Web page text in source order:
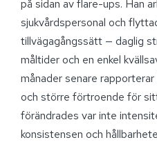
på sidan av flare-ups. Han
sjukvårdspersonal och
tillvägagångssätt — daglig
måltider och en enkel
månader senare
och större förtroende för
förändrades var inte
konsistensen och